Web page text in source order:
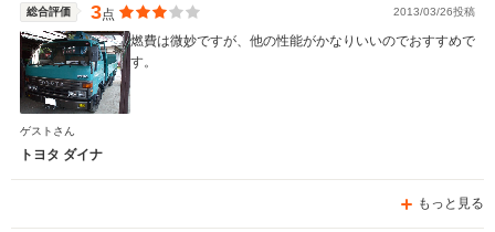
総合評価 3点 2013/03/26投稿
燃費は微妙ですが、他の性能がかなりいいのでおすすめで
す。
ゲストさん
トヨタ ダイナ
もっと見る